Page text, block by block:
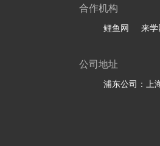
合作机构
鲤鱼网 来学
公司地址
浦东公司：上